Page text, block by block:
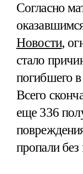
Согласно
Новости,
стало
погибшего в
Всего
еще 336
пропали без